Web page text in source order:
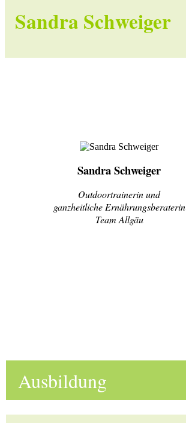
Sandra Schweiger
Sandra Schweiger
Outdoortrainerin und
ganzheitliche Ernährungsberaterin
Team Allgäu
Ausbildung